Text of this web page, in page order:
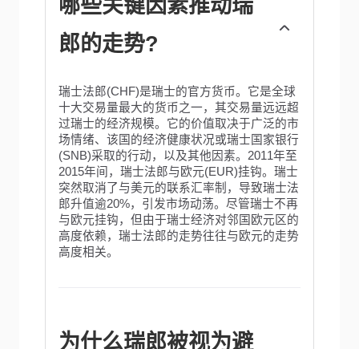
哪些关键因素推动瑞
郎的走势?
瑞士法郎(CHF)是瑞士的官方货币。它是全球
十大交易量最大的货币之一，其交易量远远超
过瑞士的经济规模。它的价值取决于广泛的市
场情绪、该国的经济健康状况或瑞士国家银行
(SNB)采取的行动，以及其他因素。2011年至
2015年间，瑞士法郎与欧元(EUR)挂钩。瑞士
突然取消了与美元的联系汇率制，导致瑞士法
郎升值逾20%，引发市场动荡。尽管瑞士不再
与欧元挂钩，但由于瑞士经济对邻国欧元区的
高度依赖，瑞士法郎的走势往往与欧元的走势
高度相关。
为什么瑞郎被视为避